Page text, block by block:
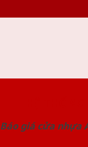
Báo giá cửa nhựa